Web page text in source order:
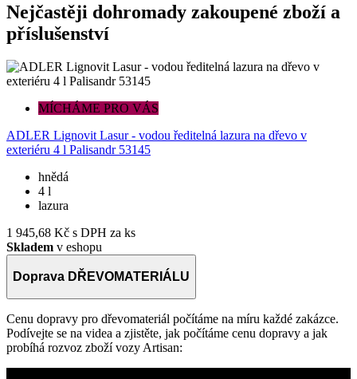
Nejčastěji dohromady zakoupené zboží a
příslušenství
MÍCHÁME PRO VÁS
ADLER Lignovit Lasur - vodou ředitelná lazura na dřevo v
exteriéru 4 l Palisandr 53145
hnědá
4 l
lazura
1 945,68 Kč s DPH za ks
Skladem v eshopu
Doprava DŘEVOMATERIÁLU
Cenu dopravy pro dřevomateriál počítáme na míru každé zakázce.
Podívejte se na videa a zjistěte, jak počítáme cenu dopravy a jak
probíhá rozvoz zboží vozy Artisan: